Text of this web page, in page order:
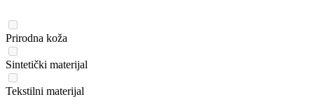
Prirodna koža
Sintetički materijal
Tekstilni materijal